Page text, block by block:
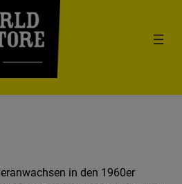
in den 1960er